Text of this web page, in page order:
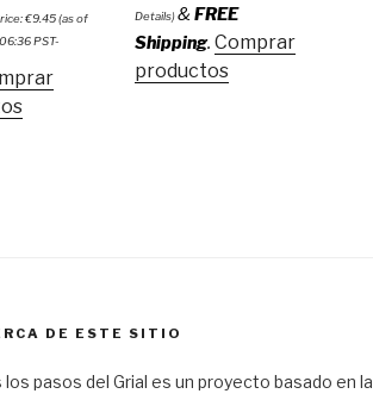
€9.45(as of
PST-
Details)& FREE
Shipping. Comprar
productos
DE ESTE SITIO
los pasos del Grial es un proyecto basado en